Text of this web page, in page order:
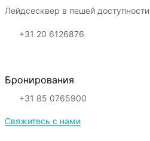
Лейдсесквер в пешей доступности
+31 20 6126876
Бронирования
+31 85 0765900
Свяжитесь с нами